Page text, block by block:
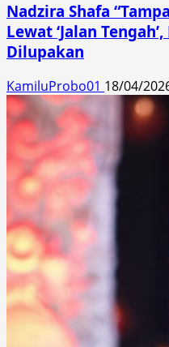
Nadzira Shafa
Lewat ‘Jalan
Dilupakan
KamiluProbo01 18/04/